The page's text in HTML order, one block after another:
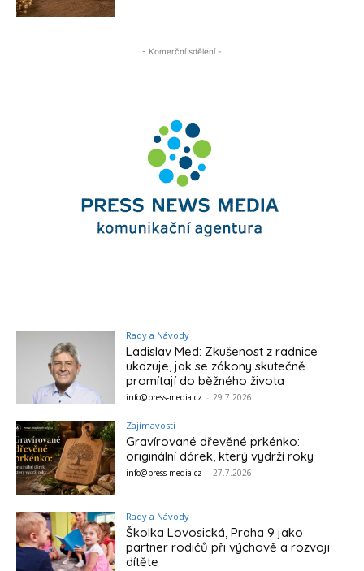
- Komerční sdělení -
Rady a Návody
Ladislav Med: Zkušenost z radnice
ukazuje, jak se zákony skutečně
promítají do běžného života
info@press-media.cz - 29.7.2026
Zajímavosti
Gravírované dřevěné prkénko:
originální dárek, který vydrží roky
info@press-media.cz - 27.7.2026
Rady a Návody
Školka Lovosická, Praha 9 jako
partner rodičů při výchově a rozvoji
dítěte